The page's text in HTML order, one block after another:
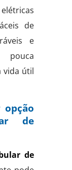
de
e
vida útil
opção
de
de